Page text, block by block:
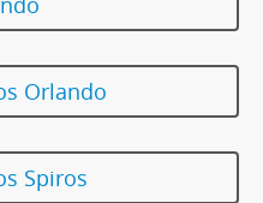
Orlando
Spiros